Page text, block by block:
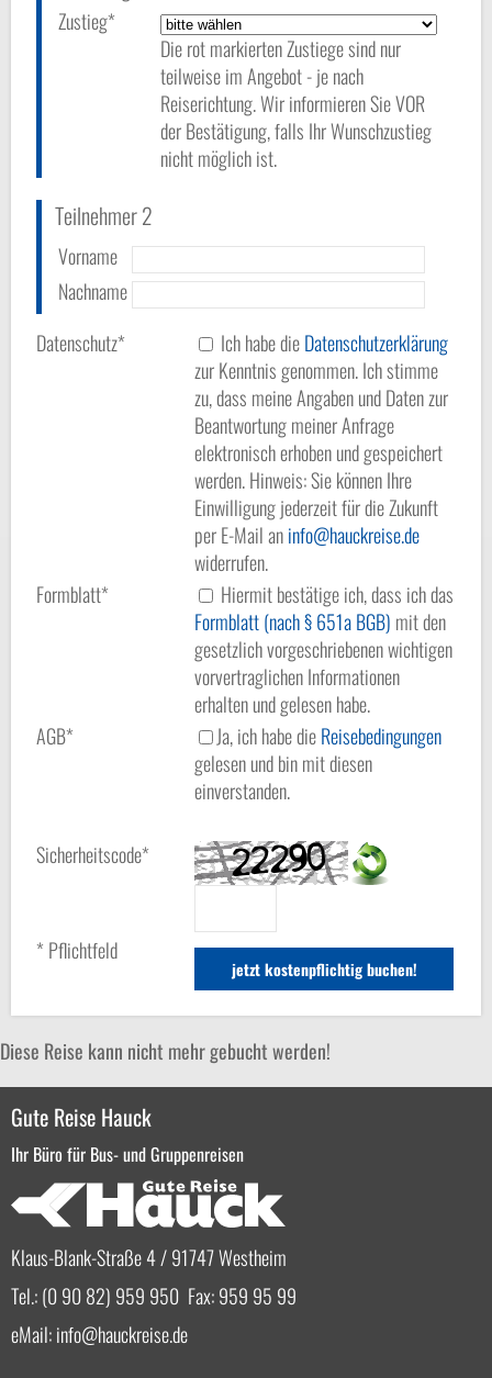
Zustieg*
Die rot markierten Zustiege sind nur
teilweise im Angebot - je nach
Reiserichtung. Wir informieren Sie VOR
der Bestätigung, falls Ihr Wunschzustieg
nicht möglich ist.
Teilnehmer 2
Vorname
Nachname
Datenschutz*
Ich habe dieDatenschutzerklärung
zur Kenntnis genommen. Ich stimme
zu, dass meine Angaben und Daten zur
Beantwortung meiner Anfrage
elektronisch erhoben und gespeichert
werden. Hinweis: Sie können Ihre
Einwilligung jederzeit für die Zukunft
per E-Mail aninfo
hauckreise.de
widerrufen.
Formblatt*
Hiermit bestätige ich, dass ich das
Formblatt (nach § 651a BGB) mit den
gesetzlich vorgeschriebenen wichtigen
vorvertraglichen Informationen
erhalten und gelesen habe.
AGB*
Ja, ich habe dieReisebedingungen
gelesen und bin mit diesen
einverstanden.
Sicherheitscode*
* Pflichtfeld
Diese Reise kann nicht mehr gebucht werden!
Gute Reise Hauck
Ihr Büro für Bus- und Gruppenreisen
Klaus-Blank-Straße 4 / 91747 Westheim
Tel.: (0 90 82) 959 950 Fax: 959 95 99
eMail:info hauckreise.de